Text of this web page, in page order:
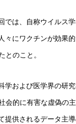
では、自称ウイルス
々にワクチンが効果
とのこと。
学および医学界の研
会的に有害な虚偽の
提供されるデータ主